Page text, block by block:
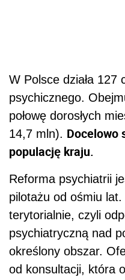
W Polsce działa 127
psychicznego.
połowę dorosłych
14,7 mln). Docelowo
populację kraju.
Reforma psychiatrii
pilotażu od ośmiu lat.
terytorialnie, czyli
psychiatryczną nad
określony obszar.
od konsultacji, która